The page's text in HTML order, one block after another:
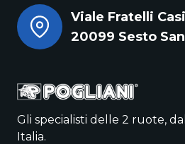
Viale Fratelli
20099 Sesto
Gli specialisti delle 2 ruote,
Italia.